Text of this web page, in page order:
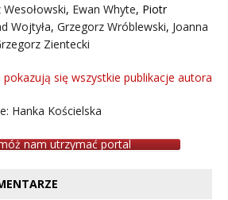
, Ewan Whyte, Piotr
Wojtyła, Grzegorz Wróblewski, Joanna
Zientecki
pokazują się wszystkie publikacje autora
Hanka Kościelska
nam utrzymać portal